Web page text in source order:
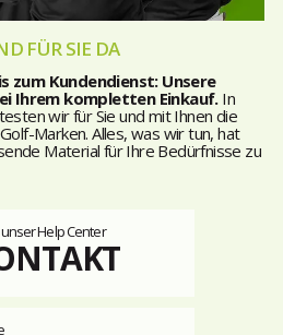
FÜR SIE DA
zum Kundendienst: Unsere
Ihrem kompletten Einkauf.In
wir für Sie und mit Ihnen die
Marken. Alles, was wir tun, hat
Material für Ihre Bedürfnisse zu
Help Center